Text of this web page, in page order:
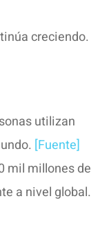
creciendo.
utilizan
[Fuente]
mil millones de
a nivel global.